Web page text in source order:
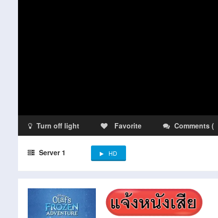
Turn off light Favorite Comments (
Server 1 HD